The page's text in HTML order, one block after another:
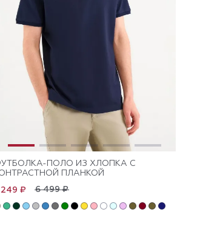
ПОЛО ИЗ ХЛОПКА С
ПЛАНКОЙ
6 499 ₽
249 ₽